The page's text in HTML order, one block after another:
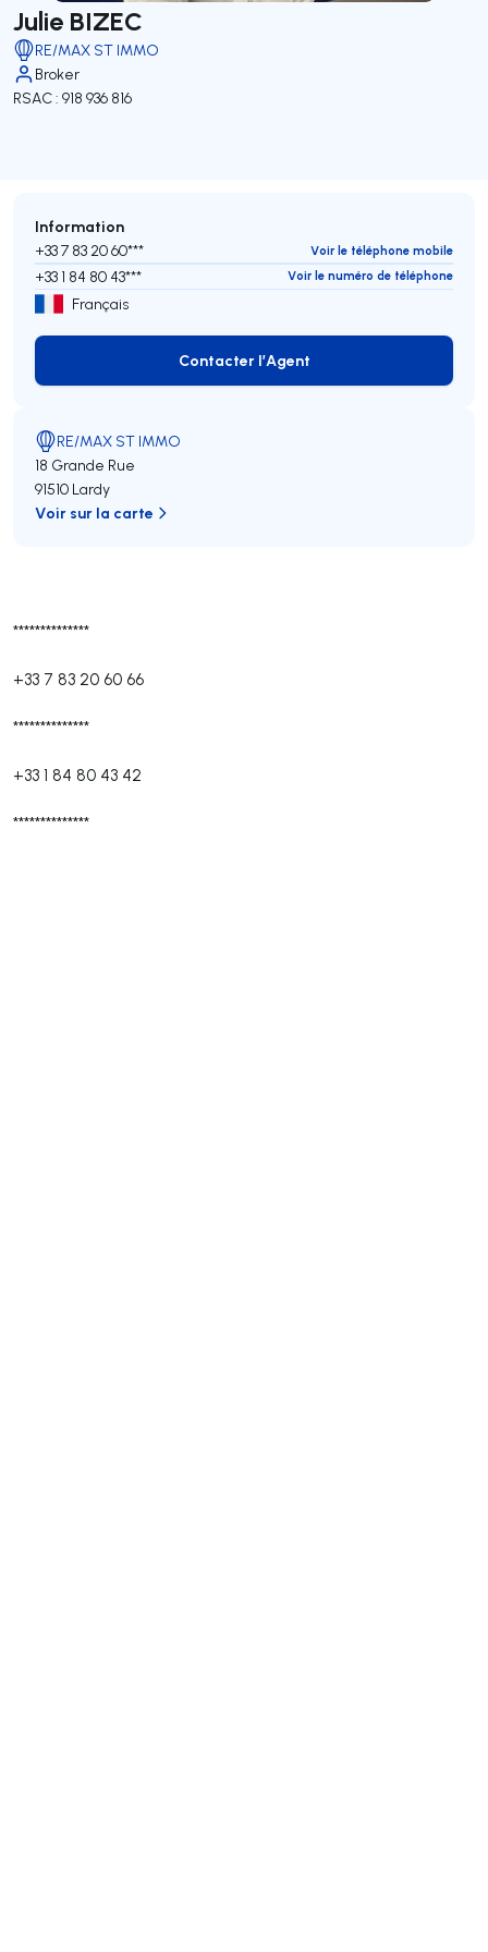
Julie BIZEC
RE/MAX ST IMMO
Broker
RSAC : 918 936 816
**************
+33 7 83 20 60 66
**************
+33 1 84 80 43 42
**************
Information
+33 7 83 20 60*** Voir le téléphone mobile
+33 1 84 80 43*** Voir le numéro de téléphone
Français
Contacter l’Agent
Contacter l’Agent
RE/MAX ST IMMO
18 Grande Rue
91510 Lardy
Voir sur la carte